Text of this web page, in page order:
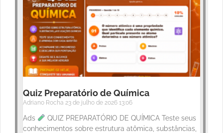
Quiz Preparatório de Química
Adriano Rocha 23 de julho de 2026 13:06
Ads
QUIZ PREPARATÓRIO DE QUÍMICA Teste seus
conhecimentos sobre estrutura atômica, substâncias,